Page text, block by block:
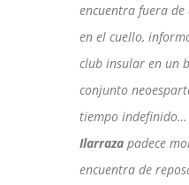
encuentra fuera
en el cuello,
club insular en un
conjunto
tiempo indefinido…
Ilarraza padece
encuentra de